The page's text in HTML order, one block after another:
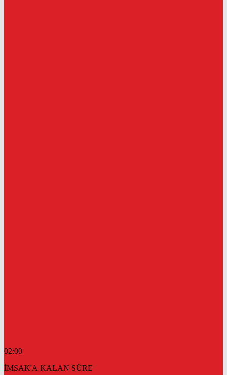
02:00
İMSAK'A KALAN SÜRE